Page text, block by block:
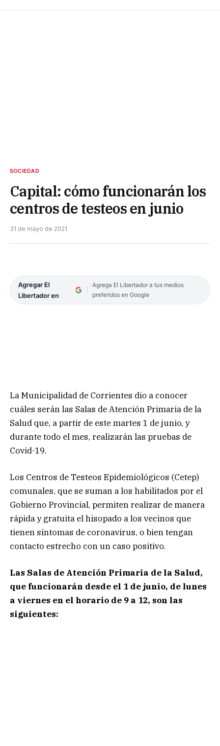
SOCIEDAD
Capital: cómo funcionarán los
centros de testeos en junio
31 de mayo de 2021
Agregar El
Libertador en
Agrega El Libertador a tus medios
preferidos en Google
La Municipalidad de Corrientes dio a conocer
cuáles serán las Salas de Atención Primaria de la
Salud que, a partir de este martes 1 de junio, y
durante todo el mes, realizarán las pruebas de
Covid-19.
Los Centros de Testeos Epidemiológicos (Cetep)
comunales, que se suman a los habilitados por el
Gobierno Provincial, permiten realizar de manera
rápida y gratuita el hisopado a los vecinos que
tienen síntomas de coronavirus, o bien tengan
contacto estrecho con un caso positivo.
Las Salas de Atención Primaria de la Salud,
que funcionarán desde el 1 de junio, de lunes
a viernes en el horario de 9 a 12, son las
siguientes: